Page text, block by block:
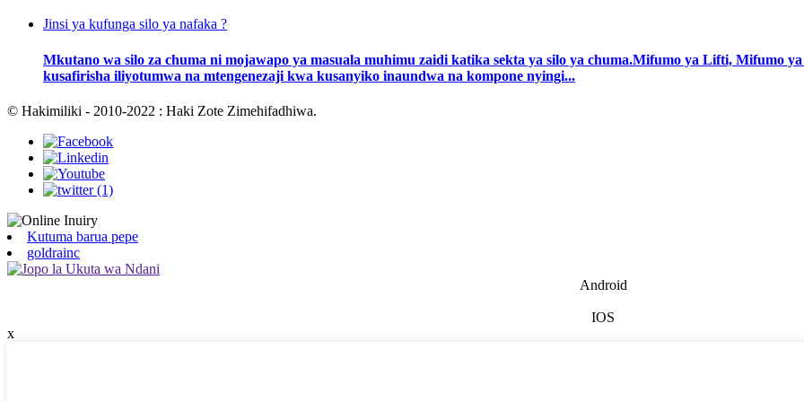
Jinsi ya kufunga silo ya nafaka ?
Mkutano wa silo za chuma ni mojawapo ya masuala muhimu zaidi katika sekta ya silo ya chuma.Mifumo ya Lifti, Mifumo
kusafirisha iliyotumwa na mtengenezaji kwa kusanyiko inaundwa na kompone nyingi...
© Hakimiliki - 2010-2022 : Haki Zote Zimehifadhiwa.
Kutuma barua pepe
goldrainc
Android
IOS
x